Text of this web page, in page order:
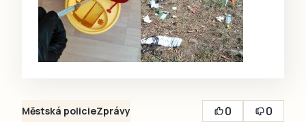
Městská policieZprávy 0
0